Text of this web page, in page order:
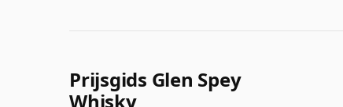
Prijsgids Glen Spey
Whisky